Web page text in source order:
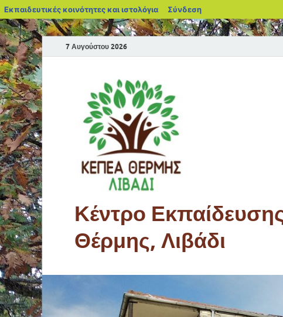
Εκπαιδευτικές κοινότητες και ιστολόγια Σύνδεση
7 Αυγούστου 2026
Κέντρο
Θέρμης, Λιβάδι